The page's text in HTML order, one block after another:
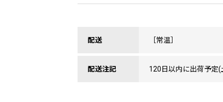
配送 ［常温］
配送注記 120日以内に出荷予定(